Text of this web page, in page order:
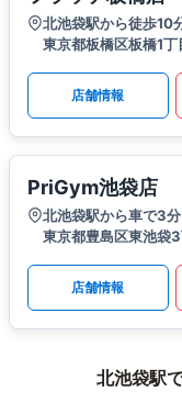
北池袋駅から徒歩10
東京都板橋区板橋1
店舗情報
PriGym池袋店
北池袋駅から車で3分
東京都豊島区東池袋
店舗情報
北池袋駅